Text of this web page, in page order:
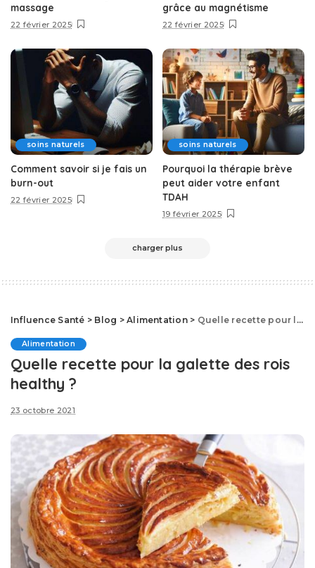
massage
22 février 2025
grâce au magnétisme
22 février 2025
soins naturels
Comment savoir si je fais un
burn-out
22 février 2025
soins naturels
Pourquoi la thérapie brève
peut aider votre enfant
TDAH
19 février 2025
charger plus
Influence Santé > Blog >Alimentation> Quelle recette pour la galette des rois healthy ?
Alimentation
Quelle recette pour la galette des rois
healthy ?
23 octobre 2021